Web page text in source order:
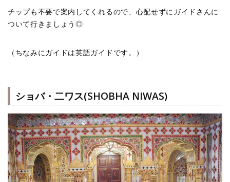
チップも不要で案内してくれるので、心配せずにガイドさんに
ついて行きましょう◎
（ちなみにガイドは英語ガイドです。）
ショバ・二ワス(SHOBHA NIWAS)